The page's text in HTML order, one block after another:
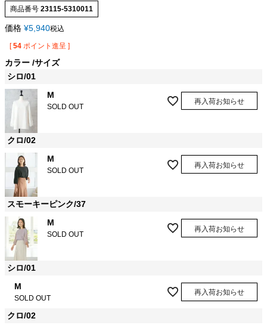
商品番号 23115-5310011
価格 ¥5,940税込
[ 54 ポイント進呈 ]
カラー サイズ
シロ/01
M
SOLD OUT
再入荷お知らせ
クロ/02
M
SOLD OUT
再入荷お知らせ
スモーキーピンク/37
M
SOLD OUT
再入荷お知らせ
シロ/01
M
SOLD OUT
再入荷お知らせ
クロ/02